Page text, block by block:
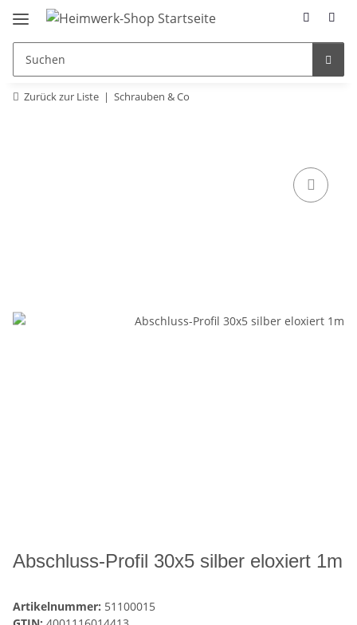
Zurück zur Liste Schrauben & Co
Abschluss-Profil 30x5 silber eloxiert 1m
Artikelnummer: 51100015